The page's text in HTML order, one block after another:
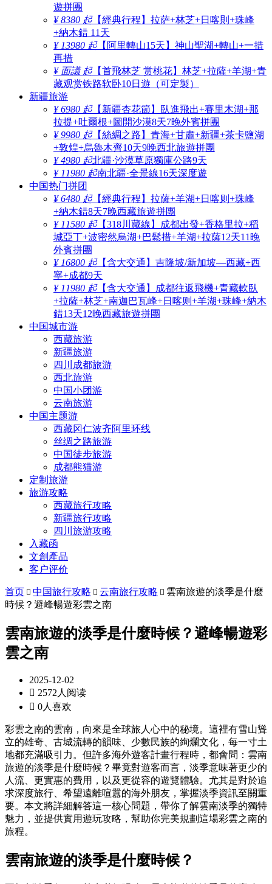
遊拼團
¥ 8380 起【經典行程】拉萨+林芝+日喀則+珠峰
+納木錯 11天
¥ 13980 起【阿里轉山15天】神山聖湖+轉山+一措
再措
¥ 面議 起【首飛林芝 赏桃花】林芝+拉薩+羊湖+青
藏观赏铁路软卧10日遊（可定製）
新疆旅游
¥ 6980 起【新疆杏花節】臥進飛出+賽里木湖+那
拉提+吐爾根+圖開沙漠8天7晚外賓拼團
¥ 9980 起【絲綢之路】青海+甘肅+新疆+茶卡鹽湖
+敦煌+烏魯木齊10天9晚西北旅遊拼團
¥ 4980 起北疆·沙漠草原獨庫公路9天
¥ 11980 起南北疆·全景線16天深度遊
中国热门拼团
¥ 6480 起【經典行程】拉薩+羊湖+日喀则+珠峰
+納木錯8天7晚西藏旅遊拼團
¥ 11580 起【318川藏線】成都出發+香格里拉+稻
城亞丁+波密然烏湖+巴鬆措+羊湖+拉薩12天11晚
外賓拼團
¥ 16800 起【含大交通】吉隆坡/新加坡—西藏+西
寧+成都9天
¥ 11980 起【含大交通】成都往返飛機+青藏軟臥
+拉薩+林芝+南迦巴瓦峰+日喀则+羊湖+珠峰+納木
錯13天12晚西藏旅遊拼團
中国城市游
西藏旅游
新疆旅游
四川成都旅游
西北旅游
中国小团游
云南旅游
中国主题游
西藏冈仁波齐阿里环线
丝绸之路旅游
中国徒步旅游
成都熊猫游
定制旅游
旅游攻略
西藏旅行攻略
新疆旅行攻略
四川旅游攻略
入藏函
文創產品
客户评价
首页  中国旅行攻略  云南旅行攻略  雲南旅遊的淡季是什麼
時候？避峰暢遊彩雲之南
雲南旅遊的淡季是什麼時候？避峰暢遊彩
雲之南
2025-12-02
 2572人阅读
 0人喜欢
彩雲之南的雲南，向來是全球旅人心中的秘境。這裡有雪山聳
立的雄奇、古城流轉的韻味、少數民族的絢爛文化，每一寸土
地都充滿吸引力。但許多海外遊客計畫行程時，都會問：雲南
旅遊的淡季是什麼時候？畢竟對遊客而言，淡季意味著更少的
人流、更實惠的費用，以及更從容的遊覽體驗。尤其是對於追
求深度旅行、希望遠離喧囂的海外朋友，掌握淡季資訊至關重
要。本文將詳細解答這一核心問題，帶你了解雲南淡季的獨特
魅力，並提供實用遊玩攻略，幫助你完美規劃這場彩雲之南的
旅程。
雲南旅遊的淡季是什麼時候？